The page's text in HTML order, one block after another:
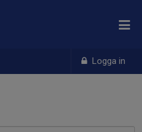
Logga in